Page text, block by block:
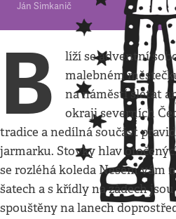
Ján Simkanič
B
líží se adventní
malebném
na náměstí slétat
okraji severních
tradice a nedílná součást
jarmarku. Stovky hlav
se rozléhá koleda Nesem vám
šatech a s křídly na zádech
spouštěny na lanech